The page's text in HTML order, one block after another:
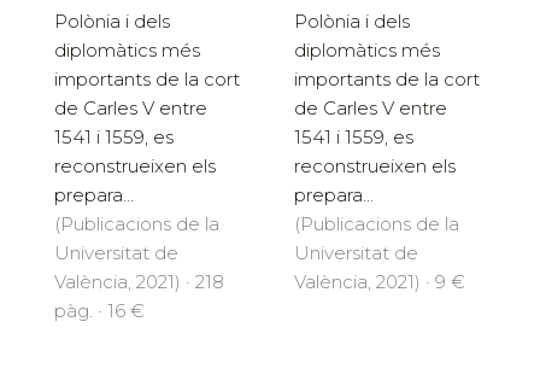
Polònia i dels
diplomàtics més
importants de la cort
de Carles V entre
1541 i 1559, es
reconstrueixen els
prepara...
(Publicacions de la
Universitat de
València, 2021) · 218
pàg. · 16 €
Polònia i dels
diplomàtics més
importants de la cort
de Carles V entre
1541 i 1559, es
reconstrueixen els
prepara...
(Publicacions de la
Universitat de
València, 2021) · 9 €